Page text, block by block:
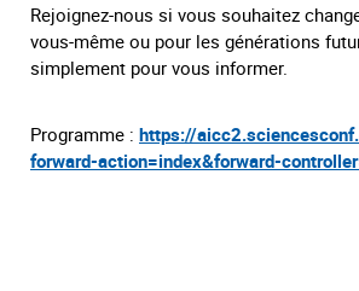
Rejoignez-nous si vous souhaitez
vous-même ou pour les générations
simplement pour vous informer.
Programme : https://
forward-action=index&forward-